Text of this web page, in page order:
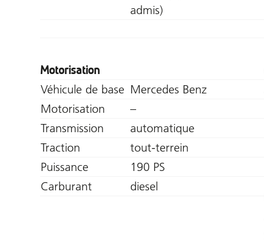
admis)
Motorisation
Véhicule de base Mercedes Benz
Motorisation
–
Transmission
automatique
Traction
tout-terrein
Puissance
190 PS
Carburant
diesel